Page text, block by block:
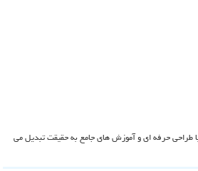
طراحی حرفه ای و آموزش های جامع به حقیقت تبدیل می